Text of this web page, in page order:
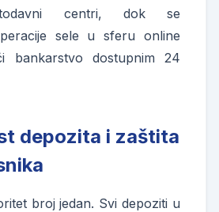
centri, dok se
sele u sferu online
bankarstvo dostupnim 24
depozita i zaštita
broj jedan. Svi depoziti u